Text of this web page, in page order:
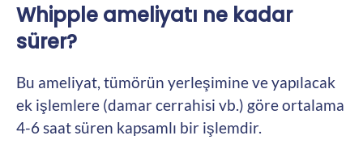
Whipple ameliyatı ne kadar
sürer?
Bu ameliyat, tümörün yerleşimine ve yapılacak
ek işlemlere (damar cerrahisi vb.) göre ortalama
4-6 saat süren kapsamlı bir işlemdir.